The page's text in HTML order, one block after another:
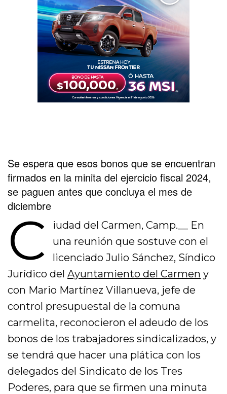
Se espera que esos bonos que se encuentran
firmados en la minita del ejercicio fiscal 2024,
se paguen antes que concluya el mes de
diciembre
C
iudad del Carmen, Camp.__ En
una reunión que sostuve con el
licenciado Julio Sánchez, Síndico
Jurídico delAyuntamiento del Carmen y
con Mario Martínez Villanueva, jefe de
control presupuestal de la comuna
carmelita, reconocieron el adeudo de los
bonos de los trabajadores sindicalizados, y
se tendrá que hacer una plática con los
delegados del Sindicato de los Tres
Poderes, para que se firmen una minuta